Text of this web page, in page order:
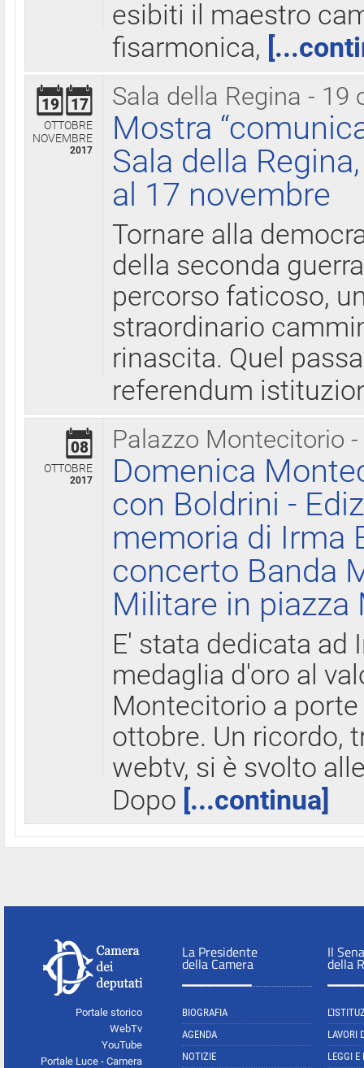
esibiti il maestro
fisarmonica,
Sala della Regina - 19
19 17
OTTOBRE
NOVEMBRE
2017
Mostra
Sala della
al 17 novembre
Tornare alla
della seconda
percorso faticoso,
straordinario
rinascita. Quel
referendum
Palazzo Montecitorio
08
OTTOBRE
2017
Domenica
con Boldrini -
memoria di Irma
concerto Banda
Militare in
E' stata dedicata ad
medaglia d'oro al
Montecitorio a
ottobre. Un ricordo,
webtv, si è svolto
Dopo [...continua]
Portale storico
WebTv
YouTube
Portale Luce - Camera
La Presidente
della Camera
BIOGRAFIA
AGENDA
NOTIZIE
Il
della
LAVORI
LEGGI E